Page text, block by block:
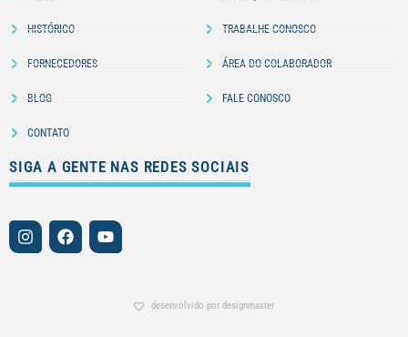
HISTÓRICO
FORNECEDORES
BLOG
CONTATO
TRABALHE CONOSCO
ÁREA DO COLABORADOR
FALE CONOSCO
SIGA A GENTE NAS REDES SOCIAIS
desenvolvido por designmaster